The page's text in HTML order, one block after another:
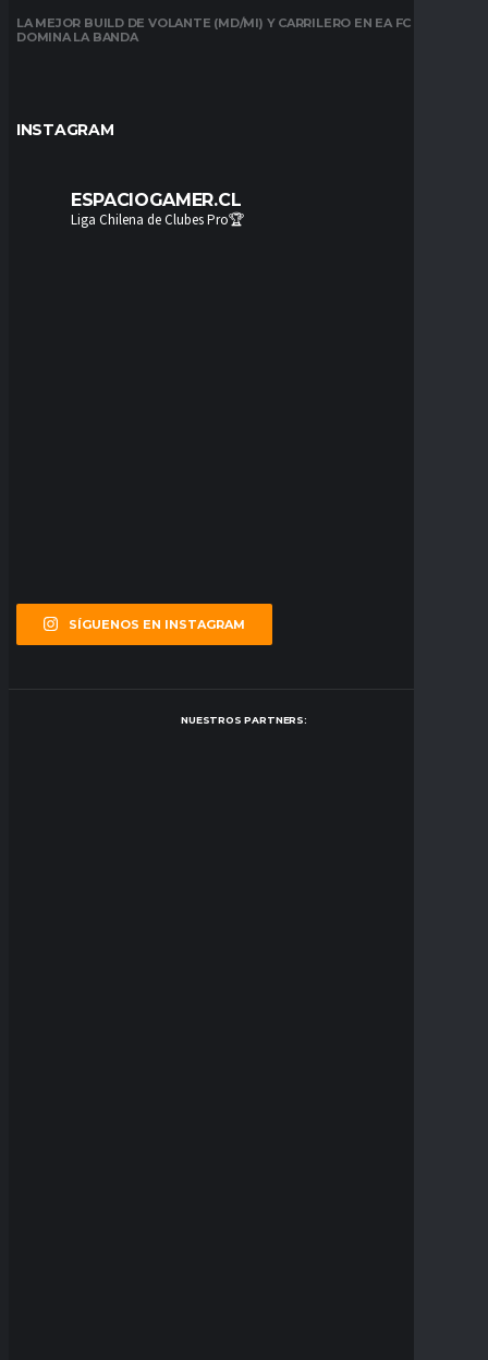
LA MEJOR BUILD DE VOLANTE (MD/MI) Y CARRILERO EN EA FC 26:
DOMINA LA BANDA
INSTAGRAM
ESPACIOGAMER.CL
Liga Chilena de Clubes Pro🏆
SÍGUENOS EN INSTAGRAM
NUESTROS PARTNERS: